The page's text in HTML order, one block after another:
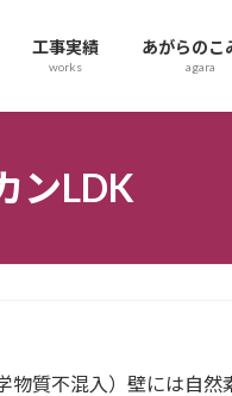
工事実績
works
あがらのこ
agara
ンLDK
質不混入）壁には自然